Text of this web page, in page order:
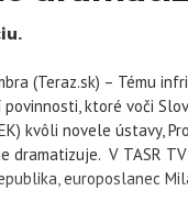
(Teraz.sk) – Tému
ktoré voči
kvôli novele ústavy,
dramatizuje. V TASR
europoslanec